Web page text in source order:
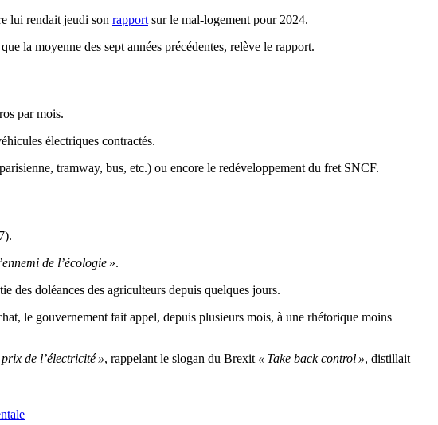
lui rendait jeudi son rapport sur le mal-logement pour 2024.
la moyenne des sept années précédentes, relève le rapport.
par mois.
électriques contractés.
tramway, bus, etc.) ou encore le redéveloppement du fret SNCF.
de l’écologie ».
des doléances des agriculteurs depuis quelques jours.
le gouvernement fait appel, depuis plusieurs mois, à une rhétorique moins
de l’électricité », rappelant le slogan du Brexit « Take back control », distillait